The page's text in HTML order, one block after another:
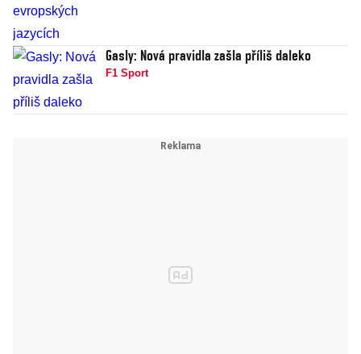
Gasly: Nová pravidla zašla příliš daleko
F1 Sport